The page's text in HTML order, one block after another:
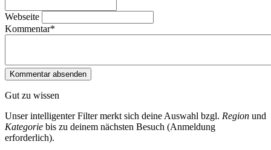
Webseite
Kommentar*
Gut zu wissen
Unser intelligenter Filter merkt sich deine Auswahl bzgl. Region und
Kategorie bis zu deinem nächsten Besuch (Anmeldung
erforderlich).